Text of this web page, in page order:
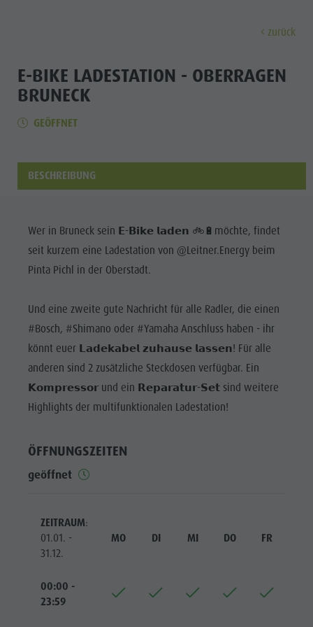
SKIHÜTTEN
WOCHENPROGRAMM
DER
KRONPLATZ
TOP-EVENTS
ERLEBEN
A-Z Guide
Restaurants
Berg &
Dolomiten
Handwerker
&
Produkte -
Hof
Almen & Skihütten
Wochenprogramm
Top-Events
A-Z Guide
Bars & Restaurants
Berg & Wanderführer
dolomites.light.zoo
Handwerker & Dienstleister
Grillstellen
Kultur Alpin Urban
Kunsthandwerk
Shopping
Wellness
MTB - Radfahren
Wander-Urlaub
Genussradfahren
SOMMER WINTER
Klettern
Kronplatz Guest Pass
Mobilität vor Ort
CallBus
Urlaub mit Hund
Angebote
Anreise
Kontakt
Mobilität vor Ort
Ortstaxe
Unterkünfte
Webcams
Familienhighlights
Top Dolomitenhighlights
Must Do | Herbst
Kinderwelt
Riesenrutsche
3D Bogenparcours
zurück
E-BIKE LADESTATION - OBERRAGEN
BRUNECK
GEÖFFNET
BESCHREIBUNG
Wer in Bruneck sein 𝗘-𝗕𝗶𝗸𝗲 𝗹𝗮𝗱𝗲𝗻 🚲🔋möchte, findet
seit kurzem eine Ladestation von @Leitner.Energy beim
Pinta Pichl in der Oberstadt.
Und eine zweite gute Nachricht für alle Radler, die einen
#Bosch, #Shimano oder #Yamaha Anschluss haben - ihr
könnt euer 𝗟𝗮𝗱𝗲𝗸𝗮𝗯𝗲𝗹 𝘇𝘂𝗵𝗮𝘂𝘀𝗲 𝗹𝗮𝘀𝘀𝗲𝗻! Für alle
anderen sind 2 zusätzliche Steckdosen verfügbar. Ein
𝗞𝗼𝗺𝗽𝗿𝗲𝘀𝘀𝗼𝗿 und ein 𝗥𝗲𝗽𝗮𝗿𝗮𝘁𝘂𝗿-𝗦𝗲𝘁 sind weitere
Highlights der multifunktionalen Ladestation!
ÖFFNUNGSZEITEN
geöffnet
ZEITRAUM:
01.01. -
31.12.
MO DI MI DO FR
00:00 -
23:59